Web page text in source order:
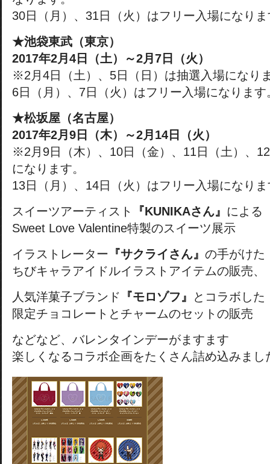
30日（月）、31日（火）はフリー入場になり
★池袋東武（東京）
2017年2月4日（土）～2月7日（火）
※2月4日（土）、5日（日）は抽選入場になり
6日（月）、7日（火）はフリー入場になります
★松坂屋（名古屋）
2017年2月9日（木）～2月14日（火）
※2月9日（木）、10日（金）、11日（土）、
になります。
13日（月）、14日（火）はフリー入場になり
スイーツアーティスト
『KUNIKAさん』 による
Sweet Love Valentine特製のスイーツ展示
イラストレーター 『サクライさん』 の手がけた
ちびキャラアイドルイラストアイテムの販売、
人気洋菓子ブランド 『モロゾフ』
とコラボした
限定チョコレートとチャームのセットの販売
などなど、バレンタインデーがますます
楽しくなるコラボ企画をたくさん詰め込みまし